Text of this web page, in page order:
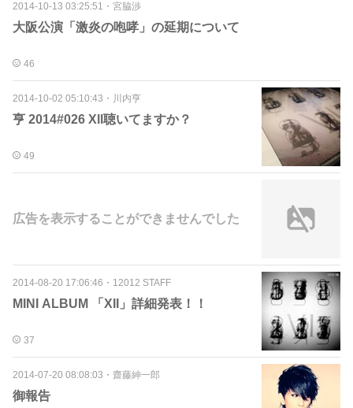
2014-10-13 03:25:51 ・ 宮脇渉
大阪公演「激炎の咆哮」の延期について
46
2014-10-02 05:10:43 ・ 川内亨
亨 2014#026 Xll聴いてますか？
49
広告を表示することができませんでした
2014-08-20 17:06:46 ・ 12012 STAFF
MINI ALBUM 「XII」詳細発表！！
37
2014-07-20 08:08:03 ・ 齋藤紳一郎
御報告